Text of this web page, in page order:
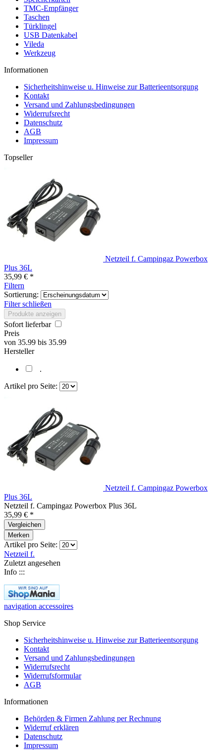
TMC-Empfänger
Taschen
Türklingel
USB Datenkabel
Vileda
Werkzeug
Informationen
Sicherheitshinweise u. Hinweise zur Batterieentsorgung
Kontakt
Versand und Zahlungsbedingungen
Widerrufsrecht
Datenschutz
AGB
Impressum
Topseller
Netzteil f. Campingaz Powerbox
Plus 36L
35,99 € *
Filtern
Sortierung:
Filter schließen
Produkte anzeigen
Sofort lieferbar
Preis
von 35.99 bis 35.99
Hersteller
.
Artikel pro Seite:
Netzteil f. Campingaz Powerbox
Plus 36L
Netzteil f. Campingaz Powerbox Plus 36L
35,99 € *
Vergleichen
Merken
Artikel pro Seite:
Netzteil f.
Zuletzt angesehen
Info :::
navigation accessoires
Shop Service
Sicherheitshinweise u. Hinweise zur Batterieentsorgung
Kontakt
Versand und Zahlungsbedingungen
Widerrufsrecht
Widerrufsformular
AGB
Informationen
Behörden & Firmen Zahlung per Rechnung
Widerruf erklären
Datenschutz
Impressum